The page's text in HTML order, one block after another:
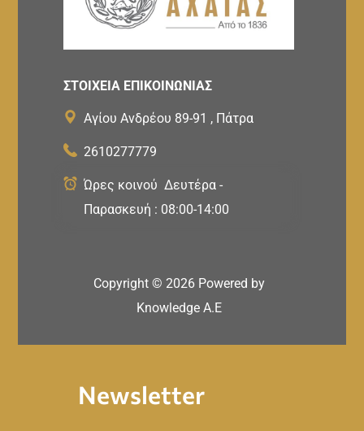
ΣΤΟΙΧΕΙΑ ΕΠΙΚΟΙΝΩΝΙΑΣ
Αγίου Ανδρέου 89-91 , Πάτρα
2610277779
Ώρες κοινού Δευτέρα -
Παρασκευή : 08:00-14:00
Copyright © 2026 Powered by
Knowledge A.E
Newsletter